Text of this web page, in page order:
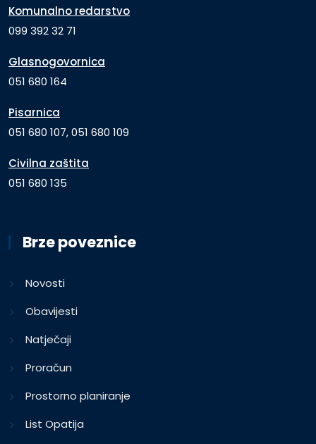
Komunalno redarstvo
099 392 32 71
Glasnogovornica
051 680 164
Pisarnica
051 680 107, 051 680 109
Civilna zaštita
051 680 135
Brze poveznice
Novosti
Obavijesti
Natječaji
Proračun
Prostorno planiranje
List Opatija